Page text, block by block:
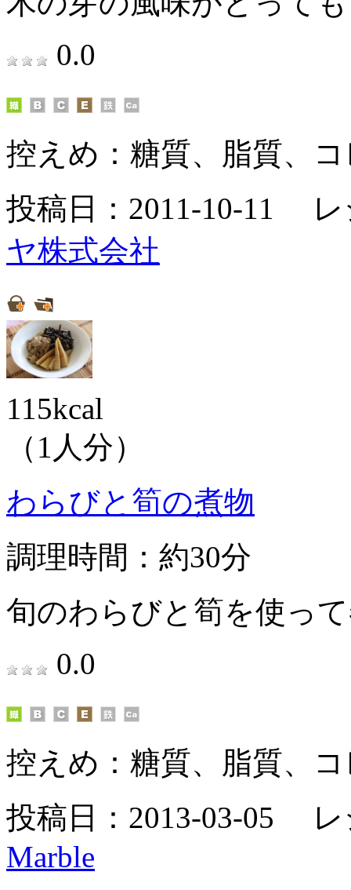
0.0
控えめ： 糖質、脂質、
投稿日：2011-10-11
ヤ株式会社
115kcal
（1人分）
わらびと筍の煮物
調理時間：約30分
旬のわらびと筍を使っ
0.0
控えめ： 糖質、脂質、
投稿日：2013-03-05
Marble